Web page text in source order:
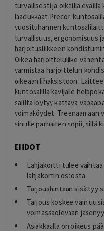
turvallisesti ja oikeilla
laadukkaat Precor-
vuosituhannen
turvallisuus, ergonomisuus
harjoitusliikkeen
Oikea harjoitteluliike
varmistaa harjoittelun
oikeaan lihaksistoon.
kuntosalilla kävijälle
salilta löytyy kattava
voimaköydet. Treenaamaan
sinulle parhaiten sopii, sillä
EHDOT
Lahjakortti tulee vaihtaa
lahjakortin ostosta
Tarjoushintaan sisältyy
Tarjous koskee vain
voimassaolevaan
Asiakkaalla on oikeus